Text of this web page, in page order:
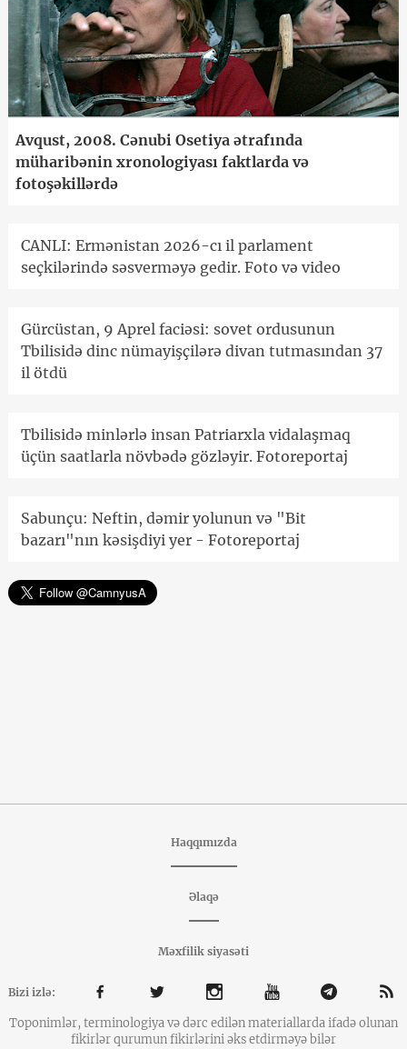
Avqust, 2008. Cənubi Osetiya ətrafında
müharibənin xronologiyası faktlarda və
fotoşəkillərdə
CANLI: Ermənistan 2026-cı il parlament
seçkilərində səsverməyə gedir. Foto və video
Gürcüstan, 9 Aprel faciəsi: sovet ordusunun
Tbilisidə dinc nümayişçilərə divan tutmasından 37
il ötdü
Tbilisidə minlərlə insan Patriarxla vidalaşmaq
üçün saatlarla növbədə gözləyir. Fotoreportaj
Sabunçu: Neftin, dəmir yolunun və "Bit
bazarı"nın kəsişdiyi yer - Fotoreportaj
Haqqımızda
Əlaqə
Məxfilik siyasəti
Bizi izlə:
Toponimlər, terminologiya və dərc edilən materiallarda ifadə olunan
fikirlər qurumun fikirlərini əks etdirməyə bilər